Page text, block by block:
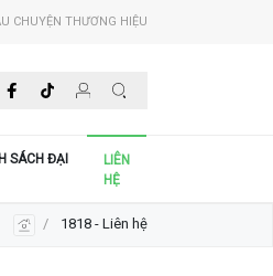
CHUYỆN THƯƠNG HIỆU
SÁCH ĐẠI
LIÊN
HỆ
1818 - Liên hệ